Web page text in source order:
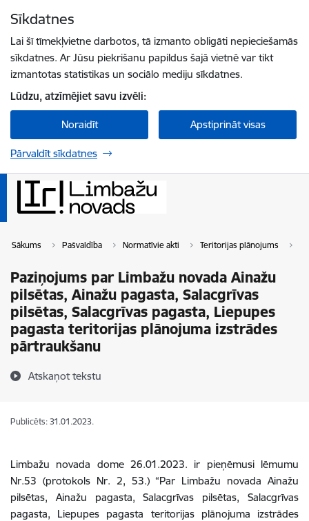
Sīkdatnes
Lai šī tīmekļvietne darbotos, tā izmanto obligāti nepieciešamās
sīkdatnes. Ar Jūsu piekrišanu papildus šajā vietnē var tikt
izmantotas statistikas un sociālo mediju sīkdatnes.
Lūdzu, atzīmējiet savu izvēli:
Noraidīt Apstiprināt visas
Pārvaldīt sīkdatnes
Sākums Pašvaldība Normatīvie akti Teritorijas plānojums
Paziņojums par Limbažu novada Ainažu
pilsētas, Ainažu pagasta, Salacgrīvas
pilsētas, Salacgrīvas pagasta, Liepupes
pagasta teritorijas plānojuma izstrādes
pārtraukšanu
Atskaņot tekstu
Publicēts: 31.01.2023.
Limbažu novada dome 26.01.2023. ir pieņēmusi lēmumu
Nr.53 (protokols Nr. 2, 53.)“Par Limbažu novada Ainažu
pilsētas, Ainažu pagasta, Salacgrīvas pilsētas, Salacgrīvas
pagasta, Liepupes pagasta teritorijas plānojuma izstrādes